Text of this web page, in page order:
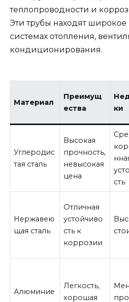
теплопроводности и
Эти трубы находят
системах отопления,
кондиционирования.
Материал
Преимущ
ества
ки
Углеродис
тая сталь
Высокая
прочность,
невысокая
цена
сть
Нержавею
щая сталь
Отличная
устойчиво
сть к
коррозии
Алюминие
Легкость,
хорошая